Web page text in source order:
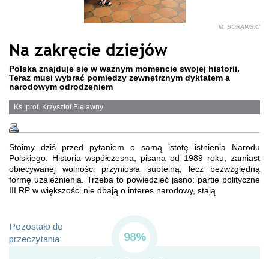
M. BORAWSKI
Na zakręcie dziejów
Polska znajduje się w ważnym momencie swojej historii.
Teraz musi wybrać pomiędzy zewnętrznym dyktatem a
narodowym odrodzeniem
Ks. prof. Krzysztof Bielawny
Stoimy dziś przed pytaniem o samą istotę istnienia Narodu
Polskiego. Historia współczesna, pisana od 1989 roku, zamiast
obiecywanej wolności przyniosła subtelną, lecz bezwzględną
formę uzależnienia. Trzeba to powiedzieć jasno: partie polityczne
III RP w większości nie dbają o interes narodowy, stają
Pozostało do
przeczytania:
98%